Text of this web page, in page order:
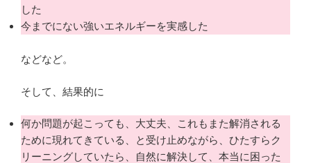
した
今までにない強いエネルギーを実感した
などなど。
そして、結果的に
何か問題が起こっても、大丈夫、これもまた解消される
ために現れてきている、と受け止めながら、ひたすらク
リーニングしていたら、自然に解決して、本当に困った